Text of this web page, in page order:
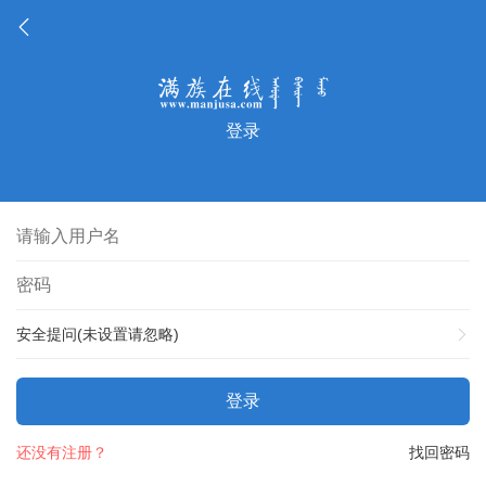
登录
安全提问(未设置请忽略)
登录
找回密码
还没有注册？